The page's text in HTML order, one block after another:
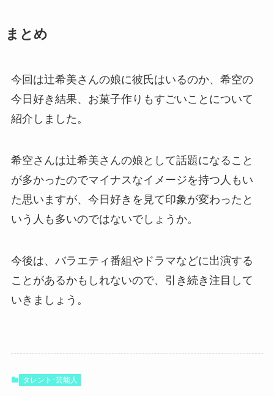
まとめ
今回は辻希美さんの娘に彼氏はいるのか、希空の
今日好き結果、お菓子作りもすごいことについて
紹介しました。
希空さんは辻希美さんの娘として話題になること
が多かったのでマイナスなイメージを持つ人もい
た思いますが、今日好きを見て印象が変わったと
いう人も多いのではないでしょうか。
今後は、バラエティ番組やドラマなどに出演する
ことがあるかもしれないので、引き続き注目して
いきましょう。
タレント･芸能人